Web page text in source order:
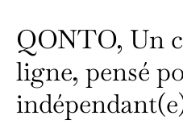
QONTO, Un
ligne, pensé